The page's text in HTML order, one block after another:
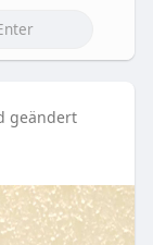
geändert